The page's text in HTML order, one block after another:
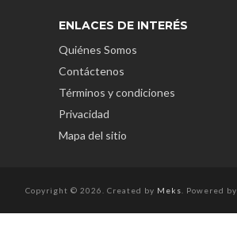
ENLACES DE INTERÉS
Quiénes Somos
Contáctenos
Términos y condiciones
Privacidad
Mapa del sitio
Copyright © 2026. Created by Meks . Powered by